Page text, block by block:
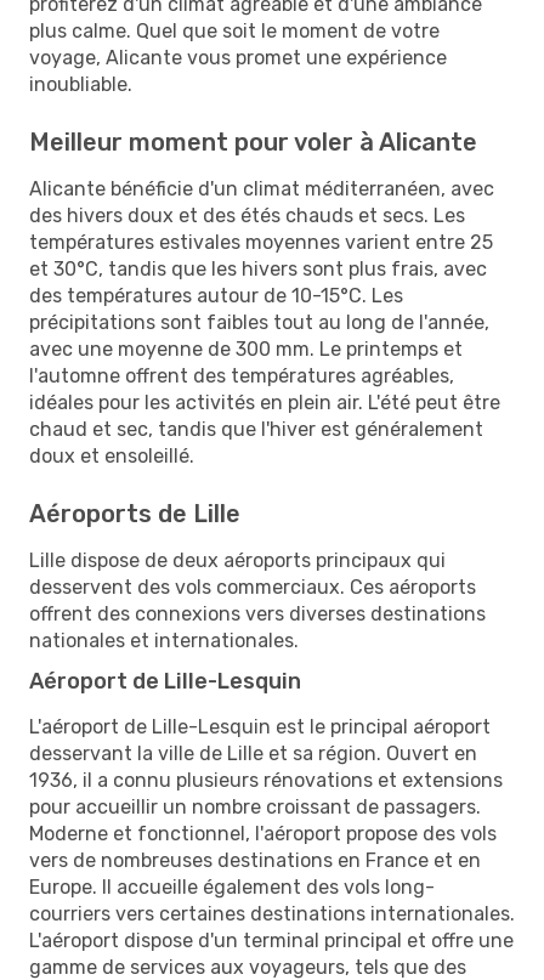
plus calme. Quel que soit le moment de votre
voyage, Alicante vous promet une expérience
inoubliable.
Meilleur moment pour voler à Alicante
Alicante bénéficie d'un climat méditerranéen, avec
des hivers doux et des étés chauds et secs. Les
températures estivales moyennes varient entre 25
et 30°C, tandis que les hivers sont plus frais, avec
des températures autour de 10-15°C. Les
précipitations sont faibles tout au long de l'année,
avec une moyenne de 300 mm. Le printemps et
l'automne offrent des températures agréables,
idéales pour les activités en plein air. L'été peut être
chaud et sec, tandis que l'hiver est généralement
doux et ensoleillé.
Aéroports de Lille
Lille dispose de deux aéroports principaux qui
desservent des vols commerciaux. Ces aéroports
offrent des connexions vers diverses destinations
nationales et internationales.
Aéroport de Lille-Lesquin
L'aéroport de Lille-Lesquin est le principal aéroport
desservant la ville de Lille et sa région. Ouvert en
1936, il a connu plusieurs rénovations et extensions
pour accueillir un nombre croissant de passagers.
Moderne et fonctionnel, l'aéroport propose des vols
vers de nombreuses destinations en France et en
Europe. Il accueille également des vols long-
courriers vers certaines destinations internationales.
L'aéroport dispose d'un terminal principal et offre une
gamme de services aux voyageurs, tels que des